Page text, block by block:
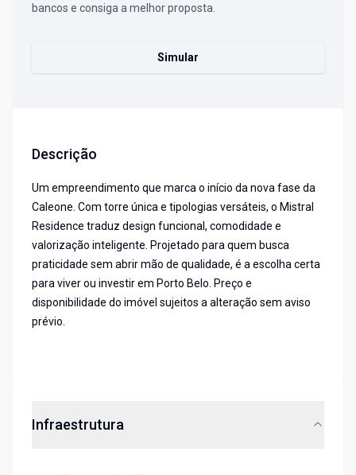
bancos e consiga a melhor proposta.
Simular
Descrição
Um empreendimento que marca o início da nova fase da
Caleone. Com torre única e tipologias versáteis, o Mistral
Residence traduz design funcional, comodidade e
valorização inteligente. Projetado para quem busca
praticidade sem abrir mão de qualidade, é a escolha certa
para viver ou investir em Porto Belo. Preço e
disponibilidade do imóvel sujeitos a alteração sem aviso
prévio.
Infraestrutura